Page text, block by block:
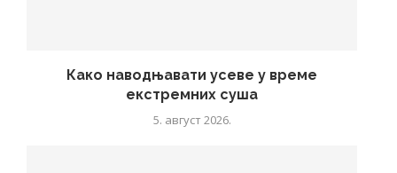
Како наводњавати усеве у време
екстремних суша
5. август 2026.